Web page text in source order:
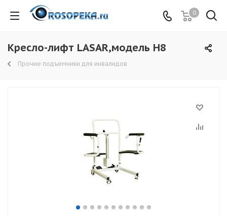
0
Кресло-лифт LASAR,модель H8
Прочие подъемники для инвалидов